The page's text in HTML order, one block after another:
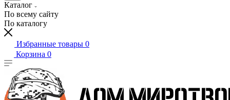
Каталог
По всему сайту
По каталогу
Избранные товары 0
Корзина 0